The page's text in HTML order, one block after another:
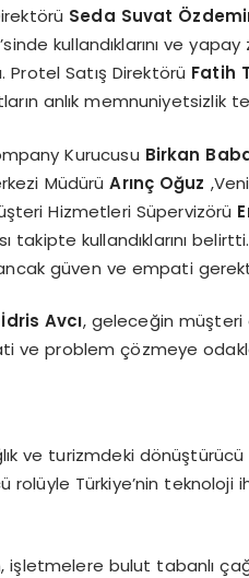
Seda Suvat
kullandıklarını ve
Protel Satış Direktörü Fatih
anlık memnuniyetsizlik
Kurucusu Birkan
MüdürüArınç Oğuz
Hizmetleri Süpervizörü
takipte kullandıklarını
güven ve empati
İdris Avcı, geleceğin müşteri
ve problem çözmeye
ve turizmdeki
rolüyle Türkiye’nin
işletmelere bulut tabanlı